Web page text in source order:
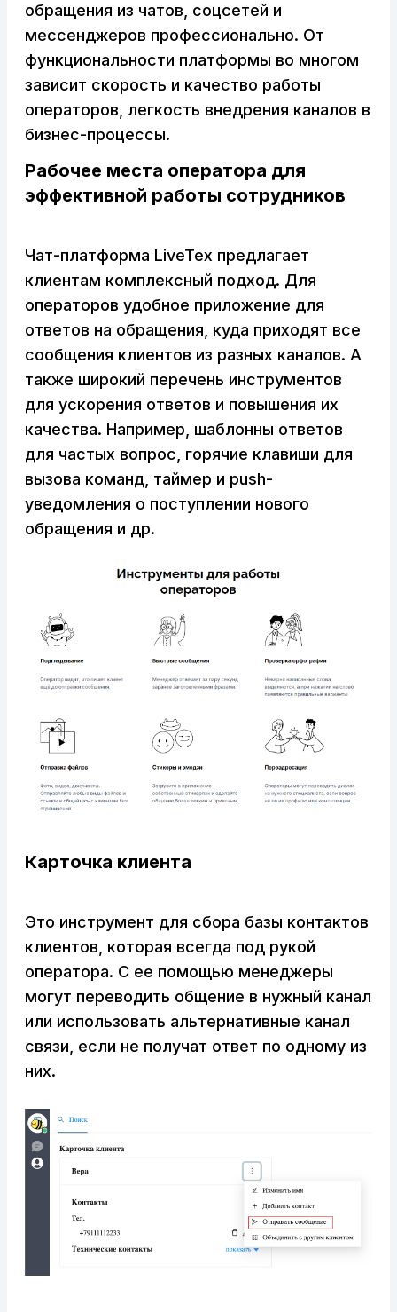
обращения из чатов, соцсетей и
мессенджеров профессионально. От
функциональности платформы во многом
зависит скорость и качество работы
операторов, легкость внедрения каналов в
бизнес-процессы.
Рабочее места оператора для
эффективной работы сотрудников
Чат-платформа LiveTex предлагает
клиентам комплексный подход. Для
операторов удобное приложение для
ответов на обращения, куда приходят все
сообщения клиентов из разных каналов. А
также широкий перечень инструментов
для ускорения ответов и повышения их
качества. Например, шаблонны ответов
для частых вопрос, горячие клавиши для
вызова команд, таймер и push-
уведомления о поступлении нового
обращения и др.
Карточка клиента
Это инструмент для сбора базы контактов
клиентов, которая всегда под рукой
оператора. С ее помощью менеджеры
могут переводить общение в нужный канал
или использовать альтернативные канал
связи, если не получат ответ по одному из
них.